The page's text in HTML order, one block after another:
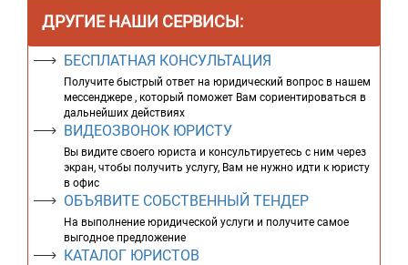
ДРУГИЕ НАШИ СЕРВИСЫ:
БЕСПЛАТНАЯ КОНСУЛЬТАЦИЯ
Получите быстрый ответ на юридический вопрос в нашем
мессенджере , который поможет Вам сориентироваться в
дальнейших действиях
ВИДЕОЗВОНОК ЮРИСТУ
Вы видите своего юриста и консультируетесь с ним через
экран, чтобы получить услугу, Вам не нужно идти к юристу
в офис
ОБЪЯВИТЕ СОБСТВЕННЫЙ ТЕНДЕР
На выполнение юридической услуги и получите самое
выгодное предложение
КАТАЛОГ ЮРИСТОВ